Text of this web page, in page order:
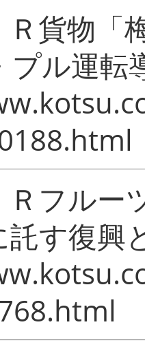
貨物「
プル運転
フルー
す復興